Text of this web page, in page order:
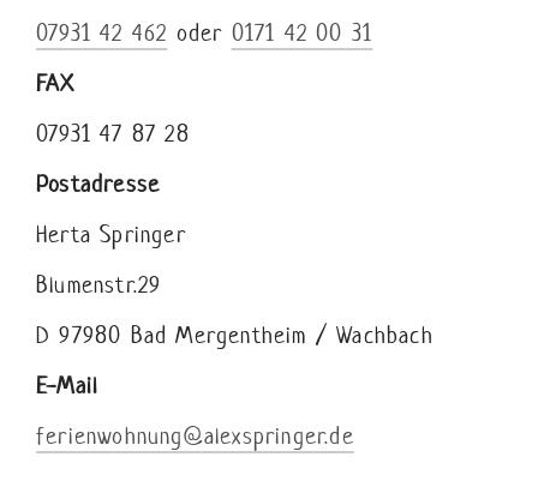
07931 42 462 oder 0171 42 00 31
FAX
07931 47 87 28
Postadresse
Herta Springer
Blumenstr.29
D 97980 Bad Mergentheim / Wachbach
E-Mail
ferienwohnung@alexspringer.de